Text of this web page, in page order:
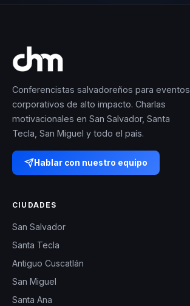
Conferencistas salvadoreños para eventos
corporativos de alto impacto. Charlas
motivacionales en San Salvador, Santa
Tecla, San Miguel y todo el país.
Hablar con nuestro equipo
CIUDADES
San Salvador
Santa Tecla
Antiguo Cuscatlán
San Miguel
Santa Ana